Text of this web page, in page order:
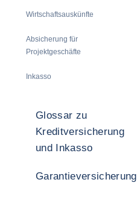
Wirtschaftsauskünfte
Absicherung für
Projektgeschäfte
Inkasso
Glossar zu
Kreditversicherung
und Inkasso
Garantieversicherung